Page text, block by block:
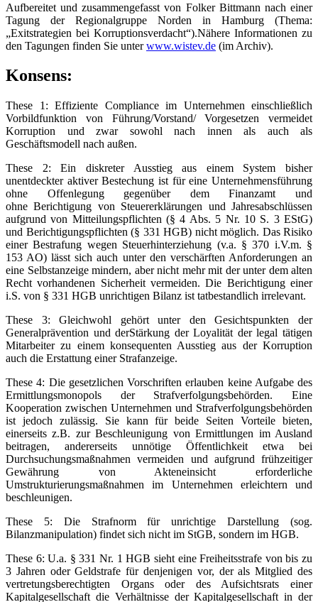
Aufbereitet und zusammengefasst von Folker Bittmann nach einer
Tagung der Regionalgruppe Norden in Hamburg (Thema:
„Exitstrategien bei Korruptionsverdacht“).Nähere Informationen zu
den Tagungen finden Sie unterwww.wistev.de (im Archiv).
Konsens:
These 1: Effiziente Compliance im Unternehmen einschließlich
Vorbildfunktion von Führung/Vorstand/ Vorgesetzen vermeidet
Korruption und zwar sowohl nach innen als auch als
Geschäftsmodell nach außen.
These 2: Ein diskreter Ausstieg aus einem System bisher
unentdeckter aktiver Bestechung ist für eine Unternehmensführung
ohne Offenlegung gegenüber dem Finanzamt und
ohne Berichtigung von Steuererklärungen und Jahresabschlüssen
aufgrund von Mitteilungspflichten (§ 4 Abs. 5 Nr. 10 S. 3 EStG)
und Berichtigungspflichten (§ 331 HGB) nicht möglich. Das Risiko
einer Bestrafung wegen Steuerhinterziehung (v.a. § 370 i.V.m. §
153 AO) lässt sich auch unter den verschärften Anforderungen an
eine Selbstanzeige mindern, aber nicht mehr mit der unter dem alten
Recht vorhandenen Sicherheit vermeiden. Die Berichtigung einer
i.S. von § 331 HGB unrichtigen Bilanz ist tatbestandlich irrelevant.
These 3: Gleichwohl gehört unter den Gesichtspunkten der
Generalprävention und derStärkung der Loyalität der legal tätigen
Mitarbeiter zu einem konsequenten Ausstieg aus der Korruption
auch die Erstattung einer Strafanzeige.
These 4: Die gesetzlichen Vorschriften erlauben keine Aufgabe des
Ermittlungsmonopols der Strafverfolgungsbehörden. Eine
Kooperation zwischen Unternehmen und Strafverfolgungsbehörden
ist jedoch zulässig. Sie kann für beide Seiten Vorteile bieten,
einerseits z.B. zur Beschleunigung von Ermittlungen im Ausland
beitragen, andererseits unnötige Öffentlichkeit etwa bei
Durchsuchungsmaßnahmen vermeiden und aufgrund frühzeitiger
Gewährung von Akteneinsicht erforderliche
Umstrukturierungsmaßnahmen im Unternehmen erleichtern und
beschleunigen.
These 5: Die Strafnorm für unrichtige Darstellung (sog.
Bilanzmanipulation) findet sich nicht im StGB, sondern im HGB.
These 6: U.a. § 331 Nr. 1 HGB sieht eine Freiheitsstrafe von bis zu
3 Jahren oder Geldstrafe für denjenigen vor, der als Mitglied des
vertretungsberechtigten Organs oder des Aufsichtsrats einer
Kapitalgesellschaft die Verhältnisse der Kapitalgesellschaft in der